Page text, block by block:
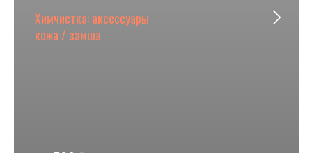
Химчистка: аксессуары
кожа / замша